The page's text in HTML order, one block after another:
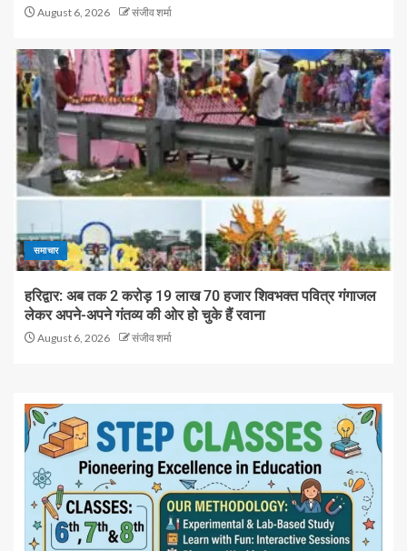
August 6, 2026 संजीव शर्मा
समाचार
हरिद्वार: अब तक 2 करोड़ 19 लाख 70 हजार शिवभक्त पवित्र गंगाजल
लेकर अपने-अपने गंतव्य की ओर हो चुके हैं रवाना
August 6, 2026 संजीव शर्मा